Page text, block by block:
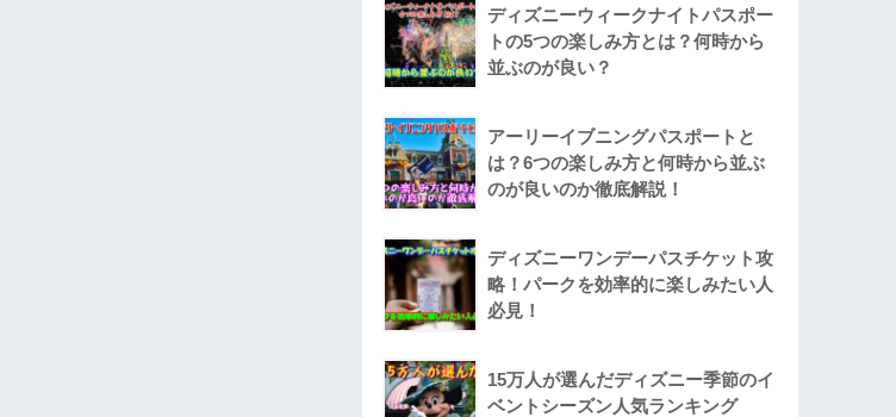
ディズニーウィークナイトパスポー
トの5つの楽しみ方とは？何時から
並ぶのが良い？
アーリーイブニングパスポートと
は？6つの楽しみ方と何時から並ぶ
のが良いのか徹底解説！
ディズニーワンデーパスチケット攻
略！パークを効率的に楽しみたい人
必見！
15万人が選んだディズニー季節のイ
ベントシーズン人気ランキング